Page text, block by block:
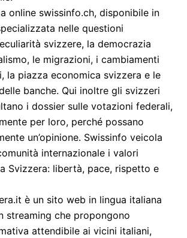
online swissinfo.ch, disponibile in
nelle questioni
svizzere, la democrazia
le migrazioni, i cambiamenti
la piazza economica svizzera e le
banche. Qui inoltre gli svizzeri
i dossier sulle votazioni federali,
per loro, perché possano
un’opinione. Swissinfo veicola
internazionale i valori
Svizzera: libertà, pace, rispetto e
è un sito web in lingua italiana
streaming che propongono
attendibile ai vicini italiani,